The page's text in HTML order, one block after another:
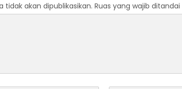
tidak akan dipublikasikan. Ruas yang wajib ditandai